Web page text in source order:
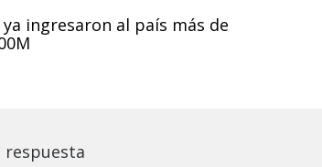
ya ingresaron al país más de
respuesta